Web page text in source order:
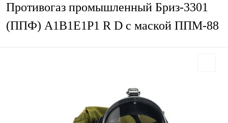
Противогаз промышленный Бриз-3301
(ППФ) А1В1Е1Р1 R D с маской ППМ-88